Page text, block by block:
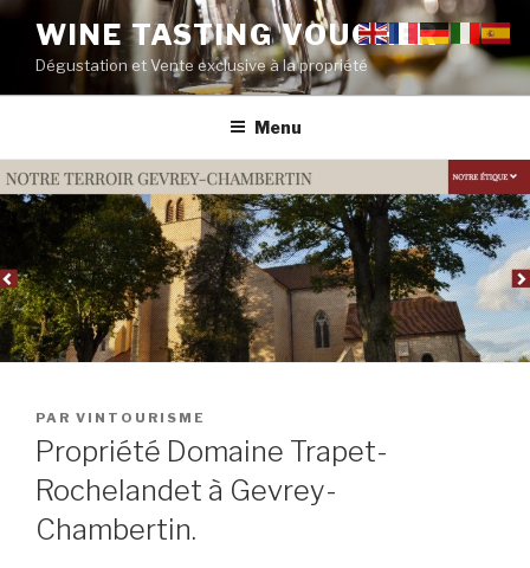
Aller
contenu
principal
WINE TASTING VOUCHER
Dégustation et Vente exclusive à la propriété
Menu
PUBLIÉ
LE
PAR VINTOURISME
Propriété Domaine Trapet-
Rochelandet à Gevrey-
Chambertin.